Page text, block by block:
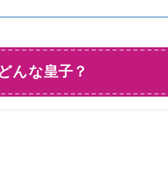
んな皇子？